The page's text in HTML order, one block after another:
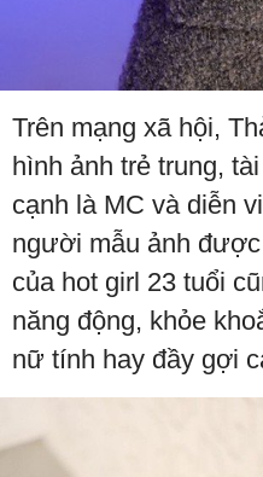
Trên mạng xã hội,
hình ảnh trẻ trung,
cạnh là MC và diễn
người mẫu ảnh
của hot girl 23 tuổi
năng động, khỏe
nữ tính hay đầy gợi